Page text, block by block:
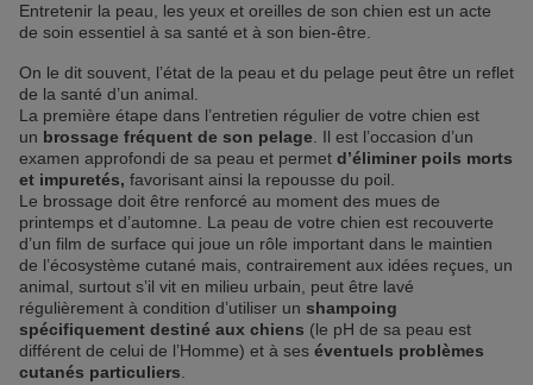
Entretenir la peau, les yeux et oreilles de son chien est un acte
de soin essentiel à sa santé et à son bien-être.
On le dit souvent, l’état de la peau et du pelage peut être un reflet
de la santé d’un animal.
La première étape dans l’entretien régulier de votre chien est
un brossage fréquent de son pelage . Il est l’occasion d’un
examen approfondi de sa peau et permet d’éliminer poils morts
et impuretés, favorisant ainsi la repousse du poil.
Le brossage doit être renforcé au moment des mues de
printemps et d’automne. La peau de votre chien est recouverte
d’un film de surface qui joue un rôle important dans le maintien
de l’écosystème cutané mais, contrairement aux idées reçues, un
animal, surtout s’il vit en milieu urbain, peut être lavé
régulièrement à condition d’utiliser un shampoing
spécifiquement destiné aux chiens (le pH de sa peau est
différent de celui de l’Homme) et à ses éventuels problèmes
cutanés particuliers